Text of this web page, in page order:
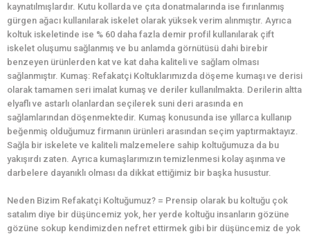
kaynatılmışlardır. Kutu kollarda ve çıta donatmalarında ise fırınlanmış
gürgen ağacı kullanılarak iskelet olarak yüksek verim alınmıştır. Ayrıca
koltuk iskeletinde ise % 60 daha fazla demir profil kullanılarak çift
iskelet oluşumu sağlanmış ve bu anlamda görnütüsü dahi birebir
benzeyen ürünlerden kat ve kat daha kaliteli ve sağlam olması
sağlanmıştır. Kumaş: Refakatçi Koltuklarımızda döşeme kumaşı ve derisi
olarak tamamen seri imalat kumaş ve deriler kullanılmakta. Derilerin altta
elyaflı ve astarlı olanlardan seçilerek suni deri arasında en
sağlamlarından döşenmektedir. Kumaş konusunda ise yıllarca kullanıp
beğenmiş olduğumuz firmanın ürünleri arasından seçim yaptırmaktayız.
Sağla bir iskelete ve kaliteli malzemelere sahip koltuğumuza da bu
yakışırdı zaten. Ayrıca kumaşlarımızın temizlenmesi kolay aşınma ve
darbelere dayanıklı olması da dikkat ettiğimiz bir başka husustur.
Neden Bizim Refakatçi Koltuğumuz? = Prensip olarak bu koltuğu çok
satalım diye bir düşüncemiz yok, her yerde koltuğu insanların gözüne
gözüne sokup kendimizden nefret ettirmek gibi bir düşüncemiz de yok